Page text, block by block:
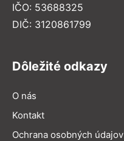
IČO: 53688325
DIČ: 3120861799
Dôležité odkazy
O nás
Kontakt
Ochrana osobných údajov